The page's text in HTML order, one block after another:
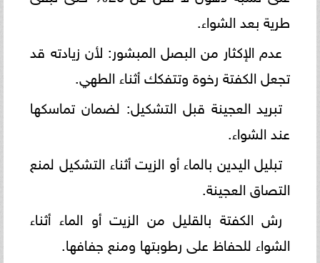
طرية بعد الشواء.
عدم الإكثار من البصل المبشور: لأن زيادته قد
تجعل الكفتة رخوة وتتفكك أثناء الطهي.
تبريد العجينة قبل التشكيل: لضمان تماسكها
عند الشواء.
تبليل اليدين بالماء أو الزيت أثناء التشكيل لمنع
التصاق العجينة.
رش الكفتة بالقليل من الزيت أو الماء أثناء
الشواء للحفاظ على رطوبتها ومنع جفافها.